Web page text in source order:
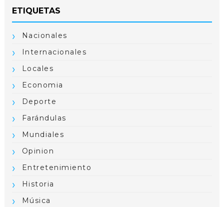
ETIQUETAS
Nacionales
Internacionales
Locales
Economia
Deporte
Farándulas
Mundiales
Opinion
Entretenimiento
Historia
Música